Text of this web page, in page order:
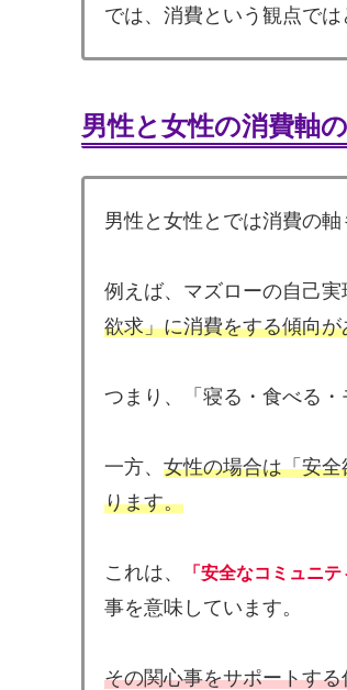
では、消費という観点では
男性と女性の消費軸
男性と女性とでは消費の軸
例えば、マズローの自己実
欲求」に消費をする傾向
つまり、「寝る・食べる
一方、 女性の場合は「安
ります。
これは、 「安全なコミュニ
事を意味しています。
その関心事をサポートす